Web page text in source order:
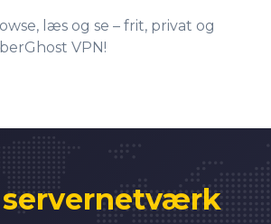
læs og se – frit, privat og
VPN!
servernetværk